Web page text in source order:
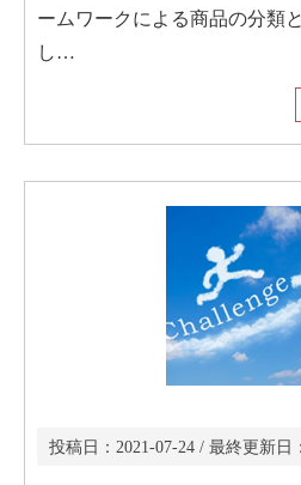
ームワークによる商品の分類
し…
投稿日： 2021-07-24 / 最終更新日：